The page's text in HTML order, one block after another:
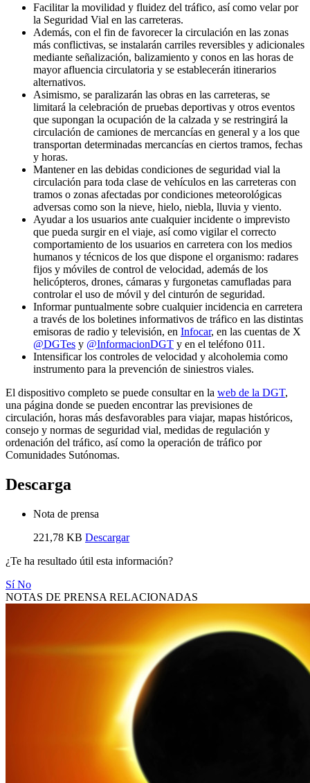
Facilitar la movilidad y fluidez del tráfico, así como velar por
la Seguridad Vial en las carreteras.
Además, con el fin de favorecer la circulación en las zonas
más conflictivas, se instalarán carriles reversibles y adicionales
mediante señalización, balizamiento y conos en las horas de
mayor afluencia circulatoria y se establecerán itinerarios
alternativos.
Asimismo, se paralizarán las obras en las carreteras, se
limitará la celebración de pruebas deportivas y otros eventos
que supongan la ocupación de la calzada y se restringirá la
circulación de camiones de mercancías en general y a los que
transportan determinadas mercancías en ciertos tramos, fechas
y horas.
Mantener en las debidas condiciones de seguridad vial la
circulación para toda clase de vehículos en las carreteras con
tramos o zonas afectadas por condiciones meteorológicas
adversas como son la nieve, hielo, niebla, lluvia y viento.
Ayudar a los usuarios ante cualquier incidente o imprevisto
que pueda surgir en el viaje, así como vigilar el correcto
comportamiento de los usuarios en carretera con los medios
humanos y técnicos de los que dispone el organismo: radares
fijos y móviles de control de velocidad, además de los
helicópteros, drones, cámaras y furgonetas camufladas para
controlar el uso de móvil y del cinturón de seguridad.
Informar puntualmente sobre cualquier incidencia en carretera
a través de los boletines informativos de tráfico en las distintas
emisoras de radio y televisión, en Infocar, en las cuentas de X
@DGTes y @InformacionDGT y en el teléfono 011.
Intensificar los controles de velocidad y alcoholemia como
instrumento para la prevención de siniestros viales.
El dispositivo completo se puede consultar en la web de la DGT,
una página donde se pueden encontrar las previsiones de
circulación, horas más desfavorables para viajar, mapas históricos,
consejo y normas de seguridad vial, medidas de regulación y
ordenación del tráfico, así como la operación de tráfico por
Comunidades Sutónomas.
Descarga
Nota de prensa
221,78 KB Descargar
¿Te ha resultado útil esta información?
SíNo
NOTAS DE PRENSA RELACIONADAS